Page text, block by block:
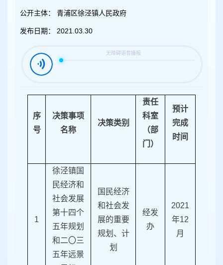
公开主体： 青浦区徐泾镇人民政府
发布日期： 2021.03.30
序
号
决策事项
名称
决策类别
责任
科室
（部
门）
预计
完成
时间
1
徐泾镇国
民经济和
社会发展
第十四个
五年规划
和二〇三
五年远景
国民经济
和社会发
展的重要
规划、计
划
经发
办
2021
年12
月